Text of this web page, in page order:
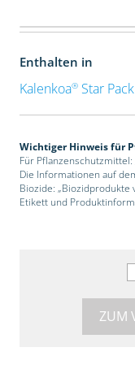
Enthalten in
Kalenkoa®Star
Wichtiger Hinweis für
Für
Die Informationen auf
Biozide:
Etikett und
ZUM